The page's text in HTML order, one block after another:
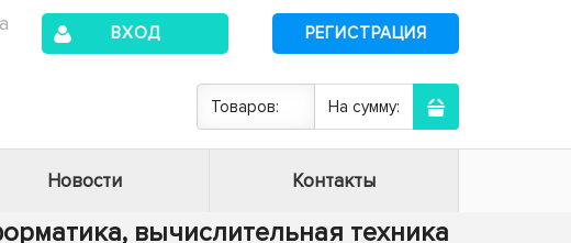
ВХОД РЕГИСТРАЦИЯ
Товаров: На сумму:
Новости Контакты
вычислительная техника